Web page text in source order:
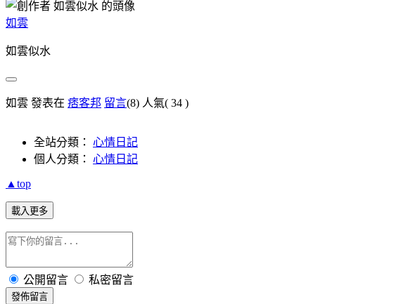
如雲
如雲似水
如雲 發表在 痞客邦 留言(8) 人氣( 34 )
全站分類： 心情日記
個人分類： 心情日記
▲top
載入更多
公開留言 私密留言
發佈留言